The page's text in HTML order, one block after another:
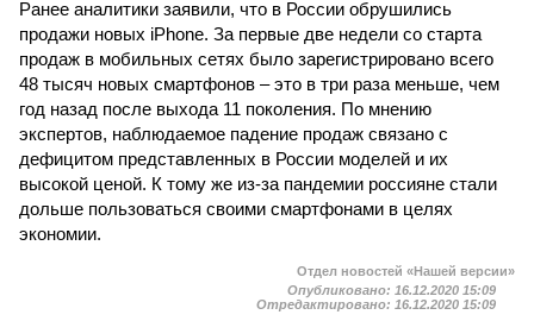
Ранее аналитики заявили, что в России обрушились
продажи новых iPhone. За первые две недели со старта
продаж в мобильных сетях было зарегистрировано всего
48 тысяч новых смартфонов – это в три раза меньше, чем
год назад после выхода 11 поколения. По мнению
экспертов, наблюдаемое падение продаж связано с
дефицитом представленных в России моделей и их
высокой ценой. К тому же из-за пандемии россияне стали
дольше пользоваться своими смартфонами в целях
экономии.
Отдел новостей «Нашей версии»
Опубликовано: 16.12.2020 15:09
Отредактировано: 16.12.2020 15:09